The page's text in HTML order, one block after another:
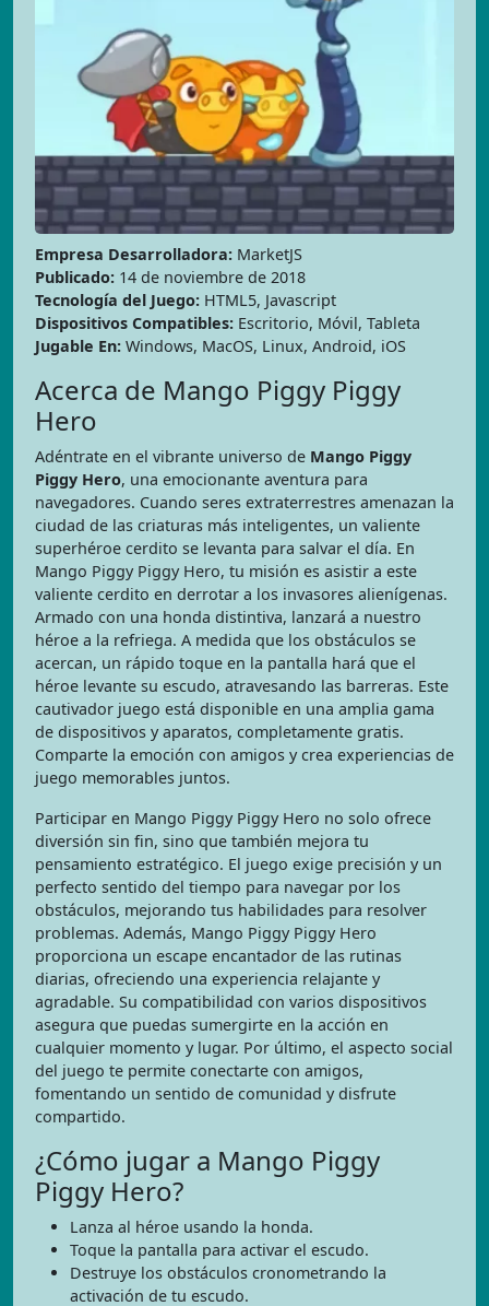
Empresa Desarrolladora: MarketJS
Publicado: 14 de noviembre de 2018
Tecnología del Juego: HTML5, Javascript
Dispositivos Compatibles: Escritorio, Móvil, Tableta
Jugable En: Windows, MacOS, Linux, Android, iOS
Acerca de Mango Piggy Piggy
Hero
Adéntrate en el vibrante universo de Mango Piggy
Piggy Hero, una emocionante aventura para
navegadores. Cuando seres extraterrestres amenazan la
ciudad de las criaturas más inteligentes, un valiente
superhéroe cerdito se levanta para salvar el día. En
Mango Piggy Piggy Hero, tu misión es asistir a este
valiente cerdito en derrotar a los invasores alienígenas.
Armado con una honda distintiva, lanzará a nuestro
héroe a la refriega. A medida que los obstáculos se
acercan, un rápido toque en la pantalla hará que el
héroe levante su escudo, atravesando las barreras. Este
cautivador juego está disponible en una amplia gama
de dispositivos y aparatos, completamente gratis.
Comparte la emoción con amigos y crea experiencias de
juego memorables juntos.
Participar en Mango Piggy Piggy Hero no solo ofrece
diversión sin fin, sino que también mejora tu
pensamiento estratégico. El juego exige precisión y un
perfecto sentido del tiempo para navegar por los
obstáculos, mejorando tus habilidades para resolver
problemas. Además, Mango Piggy Piggy Hero
proporciona un escape encantador de las rutinas
diarias, ofreciendo una experiencia relajante y
agradable. Su compatibilidad con varios dispositivos
asegura que puedas sumergirte en la acción en
cualquier momento y lugar. Por último, el aspecto social
del juego te permite conectarte con amigos,
fomentando un sentido de comunidad y disfrute
compartido.
¿Cómo jugar a Mango Piggy
Piggy Hero?
Lanza al héroe usando la honda.
Toque la pantalla para activar el escudo.
Destruye los obstáculos cronometrando la
activación de tu escudo.